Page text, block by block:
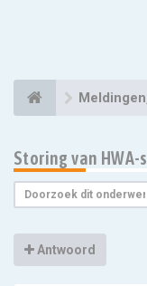
Storing van HWA-
Antwoord